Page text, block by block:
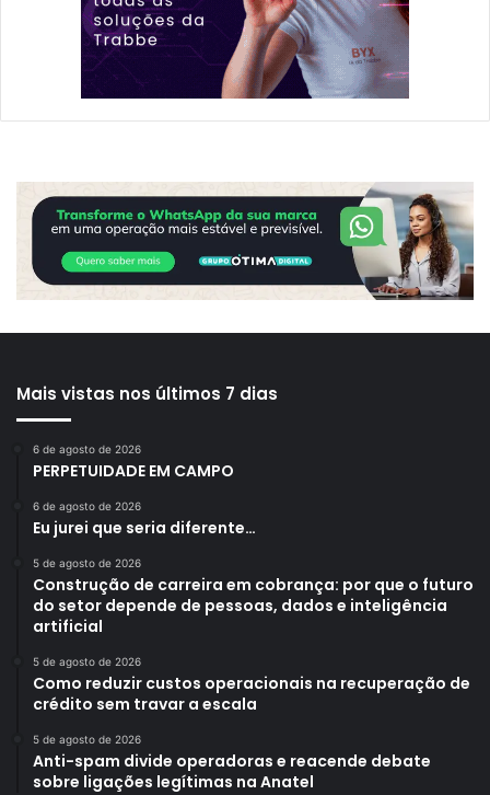
Mais vistas nos últimos 7 dias
6 de agosto de 2026
PERPETUIDADE EM CAMPO
6 de agosto de 2026
Eu jurei que seria diferente…
5 de agosto de 2026
Construção de carreira em cobrança: por que o futuro
do setor depende de pessoas, dados e inteligência
artificial
5 de agosto de 2026
Como reduzir custos operacionais na recuperação de
crédito sem travar a escala
5 de agosto de 2026
Anti-spam divide operadoras e reacende debate
sobre ligações legítimas na Anatel